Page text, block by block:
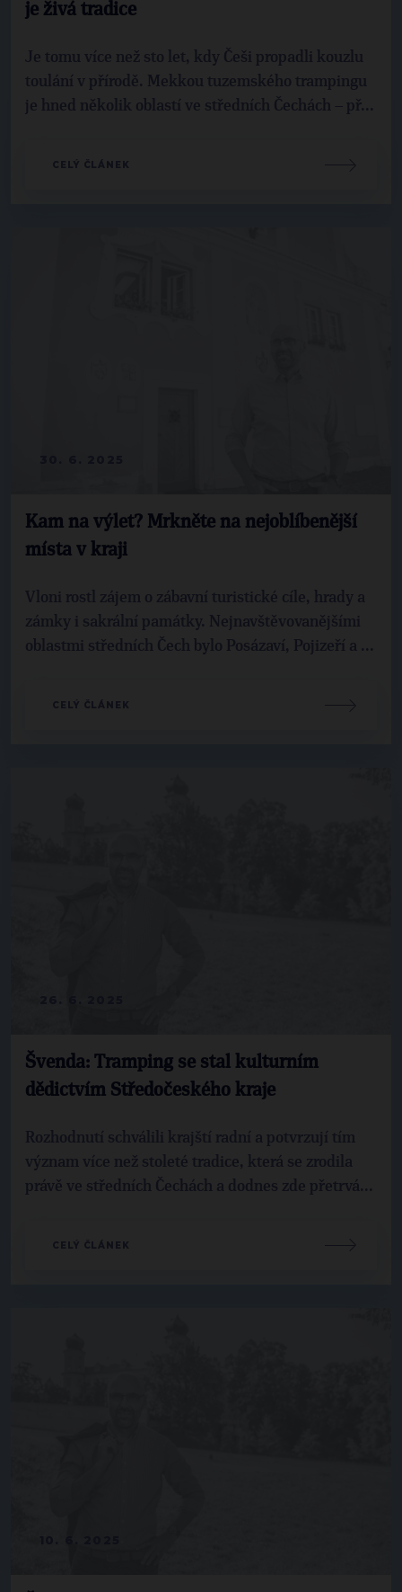
je živá tradice
Je tomu více než sto let, kdy Češi propadli kouzlu
toulání v přírodě. Mekkou tuzemského trampingu
je hned několik oblastí ve středních Čechách – př...
CELÝ ČLÁNEK
Kam na výlet? Mrkněte na nejoblíbenější
místa v kraji
Vloni rostl zájem o zábavní turistické cíle, hrady a
zámky i sakrální památky. Nejnavštěvovanějšími
oblastmi středních Čech bylo Posázaví, Pojizeří a ...
CELÝ ČLÁNEK
Švenda: Tramping se stal kulturním
dědictvím Středočeského kraje
Rozhodnutí schválili krajští radní a potvrzují tím
význam více než stoleté tradice, která se zrodila
právě ve středních Čechách a dodnes zde přetrvá...
CELÝ ČLÁNEK